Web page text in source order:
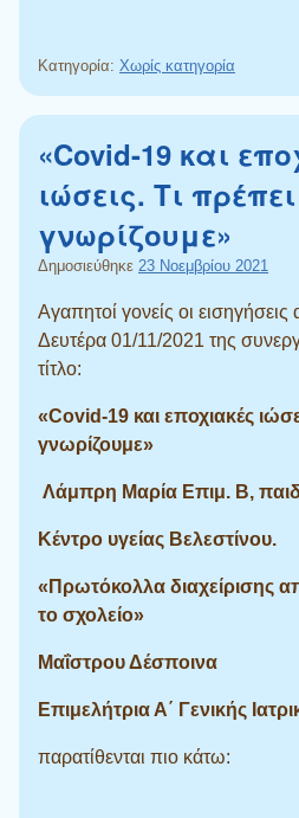
Κατηγορία: Χωρίς κατηγορία
«Covid-19 και
ιώσεις. Τι
γνωρίζουμε»
Δημοσιεύθηκε 23 Νοεμβρίου 2021
Αγαπητοί γονείς οι
Δευτέρα 01/11/2021 της
τίτλο:
«Covid-19 και εποχιακές
γνωρίζουμε»
Λάμπρη Μαρία Επιμ. Β,
Κέντρο υγείας Βελεστίνου.
«Πρωτόκολλα διαχείρισης
το σχολείο»
Μαΐστρου Δέσποινα
Επιμελήτρια Α΄ Γενικής
παρατίθενται πιο κάτω: